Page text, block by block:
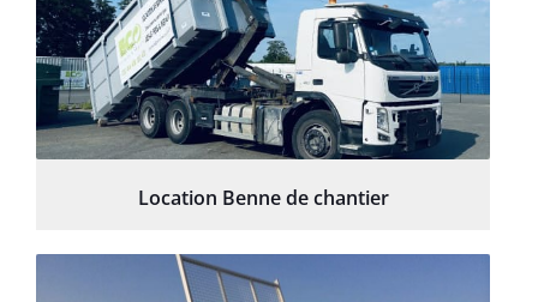
Location Benne de chantier